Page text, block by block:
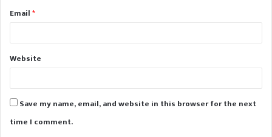
Email*
Website
Save my name, email, and website in this browser for the next
time I comment.